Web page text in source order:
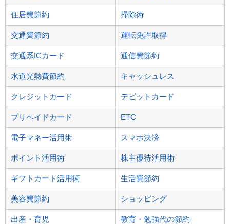
住居費節約 掃除術
交通費節約 運転免許取得
交通系ICカード 通信費節約
水道光熱費節約 キャッシュレス
クレジットカード デビットカード
プリペイドカード ETC
電子マネー活用術 スマホ決済
ポイント活用術 株主優待活用術
ギフトカード活用術 生活費節約
美容費節約 ショッピング
出産・育児 教育・勉強代の節約